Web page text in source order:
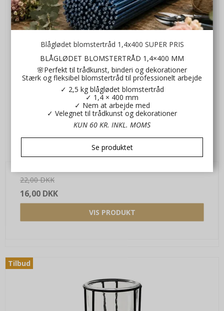
22,00 DKK
16,00 DKK
VIS PRODUKT
Tilbud
Blåglødet blomstertråd 1,4x400 SUPER PRIS
BLÅGLØDET BLOMSTERTRÅD 1,4×400 MM
🌸Perfekt til trådkunst, binderi og dekorationer
Stærk og fleksibel blomstertråd til professionelt arbejde
✓ 2,5 kg blåglødet blomstertråd
✓ 1,4 × 400 mm
✓ Nem at arbejde med
✓ Velegnet til trådkunst og dekorationer
KUN 60 KR. INKL. MOMS
Se produktet